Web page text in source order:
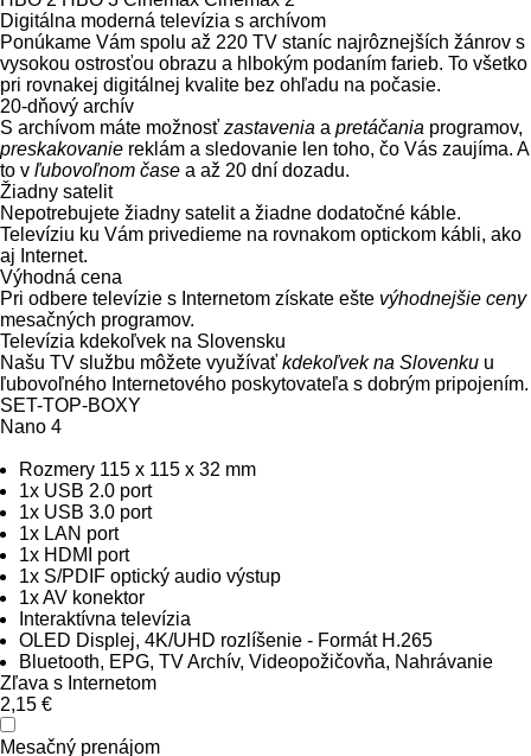
Digitálna moderná televízia s archívom
Ponúkame Vám spolu až 220 TV staníc najrôznejších žánrov s
vysokou ostrosťou obrazu a hlbokým podaním farieb. To všetko
pri rovnakej digitálnej kvalite bez ohľadu na počasie.
20-dňový archív
S archívom máte možnosť zastavenia a pretáčania programov,
preskakovanie reklám a sledovanie len toho, čo Vás zaujíma. A
to v ľubovoľnom čase a až 20 dní dozadu.
Žiadny satelit
Nepotrebujete žiadny satelit a žiadne dodatočné káble.
Televíziu ku Vám privedieme na rovnakom optickom kábli, ako
aj Internet.
Výhodná cena
Pri odbere televízie s Internetom získate ešte výhodnejšie ceny
mesačných programov.
Televízia kdekoľvek na Slovensku
Našu TV službu môžete využívať kdekoľvek na Slovenku u
ľubovoľného Internetového poskytovateľa s dobrým pripojením.
SET-TOP-BOXY
Nano 4
Rozmery 115 x 115 x 32 mm
1x USB 2.0 port
1x USB 3.0 port
1x LAN port
1x HDMI port
1x S/PDIF optický audio výstup
1x AV konektor
Interaktívna televízia
OLED Displej, 4K/UHD rozlíšenie - Formát H.265
Bluetooth, EPG, TV Archív, Videopožičovňa, Nahrávanie
Zľava s Internetom
2,15 €
Mesačný prenájom